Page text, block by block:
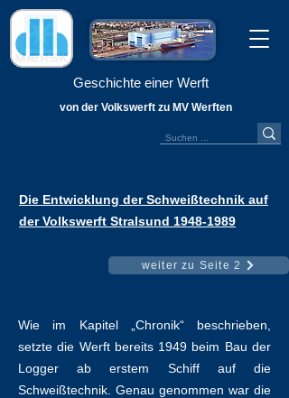
Geschichte einer Werft
von der Volkswerft zu MV Werften
Die Entwicklung der Schweißtechnik auf
der Volkswerft Stralsund 1948-1989
weiter zu Seite 2
Wie im Kapitel „Chronik“ beschrieben,
setzte die Werft bereits 1949 beim Bau der
Logger ab erstem Schiff auf die
Schweißtechnik. Genau genommen war die